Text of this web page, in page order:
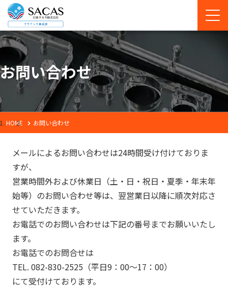
お問い合わせ
HOME お問い合わせ
メールによるお問い合わせは24時間受け付けておりま
すが、
営業時間外および休業日（土・日・祝日・夏季・年末年
始等）のお問い合わせ等は、翌営業日以降に順次対応さ
せていただきます。
お電話でのお問い合わせは下記の番号までお願いいたし
ます。
お電話でのお問合せは
TEL. 082-830-2525 （平日9：00～17：00）
にて受付けております。